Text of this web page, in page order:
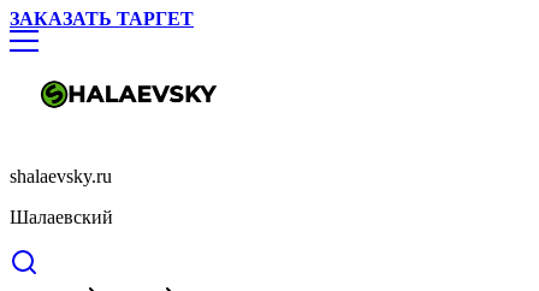
ЗАКАЗАТЬ ТАРГЕТ
shalaevsky.ru
Шалаевский